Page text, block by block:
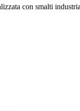
con smalti